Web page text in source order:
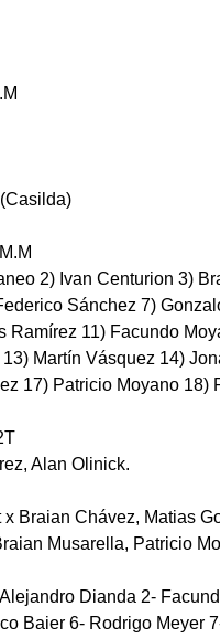
2) Ivan Centurion 3)
Sánchez 7)
Ramírez 11) Facundo
Martín Vásquez 14)
17) Patricio Moyano 18)
Alan Olinick.
Braian Chávez, Matias
Musarella, Patricio
Dianda 2-
Baier 6- Rodrigo Meyer